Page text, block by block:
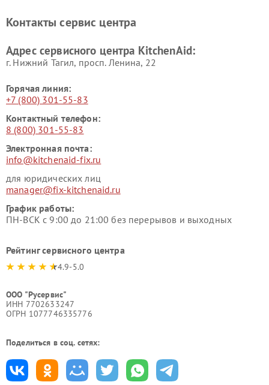
Контакты сервис центра
Адрес сервисного центра KitchenAid:
г. Нижний Тагил, просп. Ленина, 22
Горячая линия:
+7 (800) 301-55-83
Контактный телефон:
8 (800) 301-55-83
Электронная почта:
info@kitchenaid-fix.ru
для юридических лиц
manager@fix-kitchenaid.ru
График работы:
ПН-ВСК с 9:00 до 21:00 без перерывов и выходных
Рейтинг сервисного центра
4.9-5.0
ООО "Русервис"
ИНН 7702633247
ОГРН 1077746335776
Поделиться в соц. сетях: